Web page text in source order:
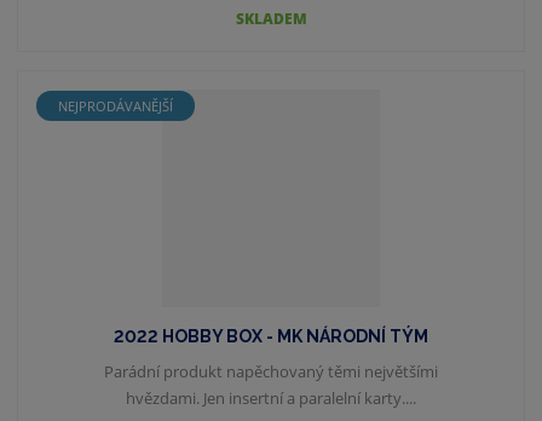
SKLADEM
NEJPRODÁVANĚJŠÍ
2022 HOBBY BOX - MK NÁRODNÍ TÝM
Parádní produkt napěchovaný těmi největšími
hvězdami. Jen insertní a paralelní karty....